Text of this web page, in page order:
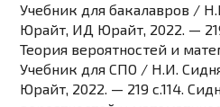
Учебник для бакалавров /
Юрайт, ИД Юрайт, 2022. —
Теория вероятностей и
Учебник для СПО / Н.И.
Юрайт, 2022. — 219 c.114.